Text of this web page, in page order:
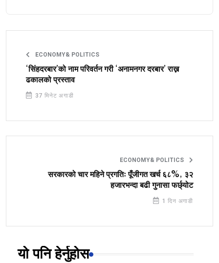
ECONOMY& POLITICS
‘सिंहदरबार’को नाम परिवर्तन गरी ‘अनामनगर दरबार’ राख्न
ढकालको प्रस्ताव
37 मिनेट अगाडी
ECONOMY& POLITICS
सरकारको चार महिने प्रगतिः पूँजीगत खर्च ६८%, ३२
हजारभन्दा बढी गुनासा फर्छ्योट
1 दिन अगाडी
यो पनि हेर्नुहोस